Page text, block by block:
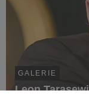
GALERIE
Leon